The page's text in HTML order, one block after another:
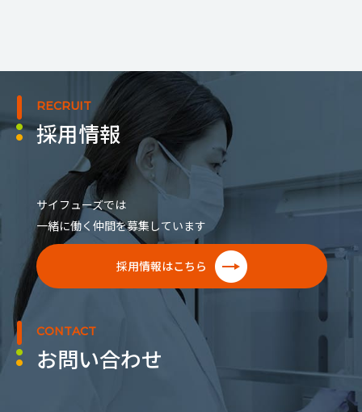
RECRUIT
採用情報
サイフューズでは
一緒に働く仲間を募集しています
採用情報はこちら
CONTACT
お問い合わせ